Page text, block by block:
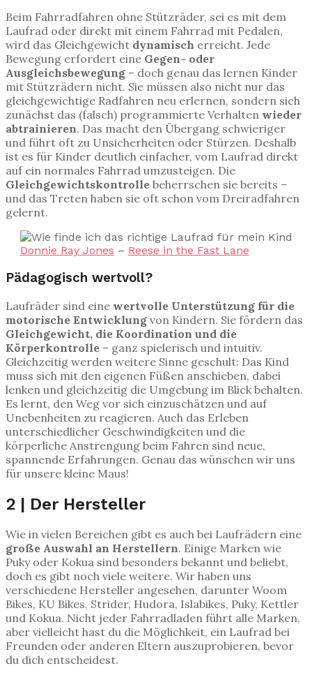
Beim Fahrradfahren ohne Stützräder, sei es mit dem
Laufrad oder direkt mit einem Fahrrad mit Pedalen,
wird das Gleichgewicht dynamisch erreicht. Jede
Bewegung erfordert eine Gegen- oder
Ausgleichsbewegung – doch genau das lernen Kinder
mit Stützrädern nicht. Sie müssen also nicht nur das
gleichgewichtige Radfahren neu erlernen, sondern sich
zunächst das (falsch) programmierte Verhalten wieder
abtrainieren. Das macht den Übergang schwieriger
und führt oft zu Unsicherheiten oder Stürzen. Deshalb
ist es für Kinder deutlich einfacher, vom Laufrad direkt
auf ein normales Fahrrad umzusteigen. Die
Gleichgewichtskontrolle beherrschen sie bereits –
und das Treten haben sie oft schon vom Dreiradfahren
gelernt.
Donnie Ray Jones – Reese in the Fast Lane
Pädagogisch wertvoll?
Laufräder sind eine wertvolle Unterstützung für die
motorische Entwicklung von Kindern. Sie fördern das
Gleichgewicht, die Koordination und die
Körperkontrolle – ganz spielerisch und intuitiv.
Gleichzeitig werden weitere Sinne geschult: Das Kind
muss sich mit den eigenen Füßen anschieben, dabei
lenken und gleichzeitig die Umgebung im Blick behalten.
Es lernt, den Weg vor sich einzuschätzen und auf
Unebenheiten zu reagieren. Auch das Erleben
unterschiedlicher Geschwindigkeiten und die
körperliche Anstrengung beim Fahren sind neue,
spannende Erfahrungen. Genau das wünschen wir uns
für unsere kleine Maus!
2 | Der Hersteller
Wie in vielen Bereichen gibt es auch bei Laufrädern eine
große Auswahl an Herstellern. Einige Marken wie
Puky oder Kokua sind besonders bekannt und beliebt,
doch es gibt noch viele weitere. Wir haben uns
verschiedene Hersteller angesehen, darunter Woom
Bikes, KU Bikes, Strider, Hudora, Islabikes, Puky, Kettler
und Kokua. Nicht jeder Fahrradladen führt alle Marken,
aber vielleicht hast du die Möglichkeit, ein Laufrad bei
Freunden oder anderen Eltern auszuprobieren, bevor
du dich entscheidest.